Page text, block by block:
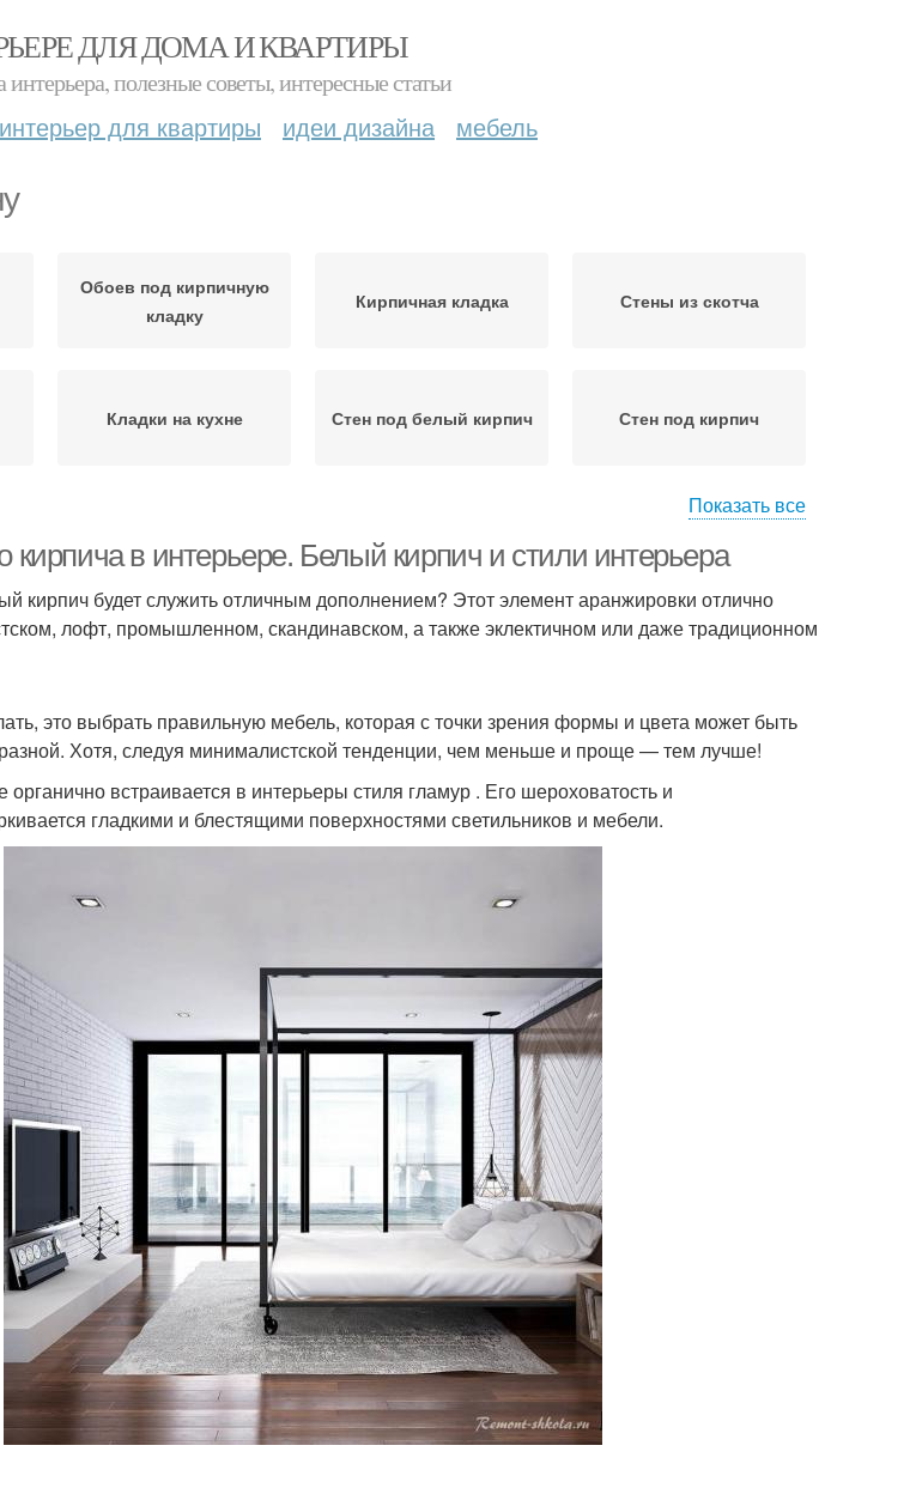
ДЛЯ ДОМА И КВАРТИРЫ
полезные советы, интересные статьи
интерьер для квартиры идеи дизайна мебель
Обоев под кирпичную
кладку
Кирпичная кладка Стены из скотча
Кладки на кухне Стен под белый кирпич Стен под кирпич
Показать все
кирпича в интерьере. Белый кирпич и стили интерьера
кирпич будет служить отличным дополнением? Этот элемент аранжировки отлично
лофт, промышленном, скандинавском, а также эклектичном или даже традиционном
это выбрать правильную мебель, которая с точки зрения формы и цвета может быть
Хотя, следуя минималистской тенденции, чем меньше и проще — тем лучше!
встраивается в интерьеры стиля гламур . Его шероховатость и
гладкими и блестящими поверхностями светильников и мебели.